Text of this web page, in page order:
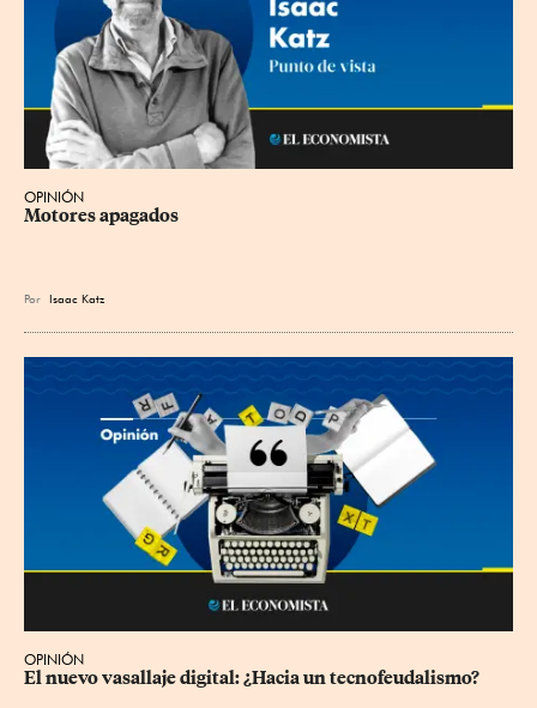
OPINIÓN
Motores apagados
Por Isaac Katz
OPINIÓN
El nuevo vasallaje digital: ¿Hacia un tecnofeudalismo?